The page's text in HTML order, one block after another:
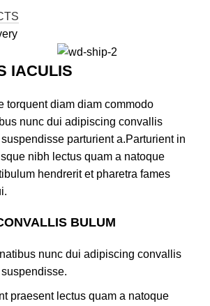
IACULIS
torquent diam diam commodo
nunc dui adipiscing convallis
parturient a.Parturient in
nibh lectus quam a natoque
hendrerit et pharetra fames
BULUM
nunc dui adipiscing convallis
praesent lectus quam a natoque